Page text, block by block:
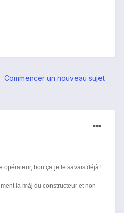
Commencer un nouveau sujet
opérateur, bon ça je le savais déjà!
la màj du constructeur et non